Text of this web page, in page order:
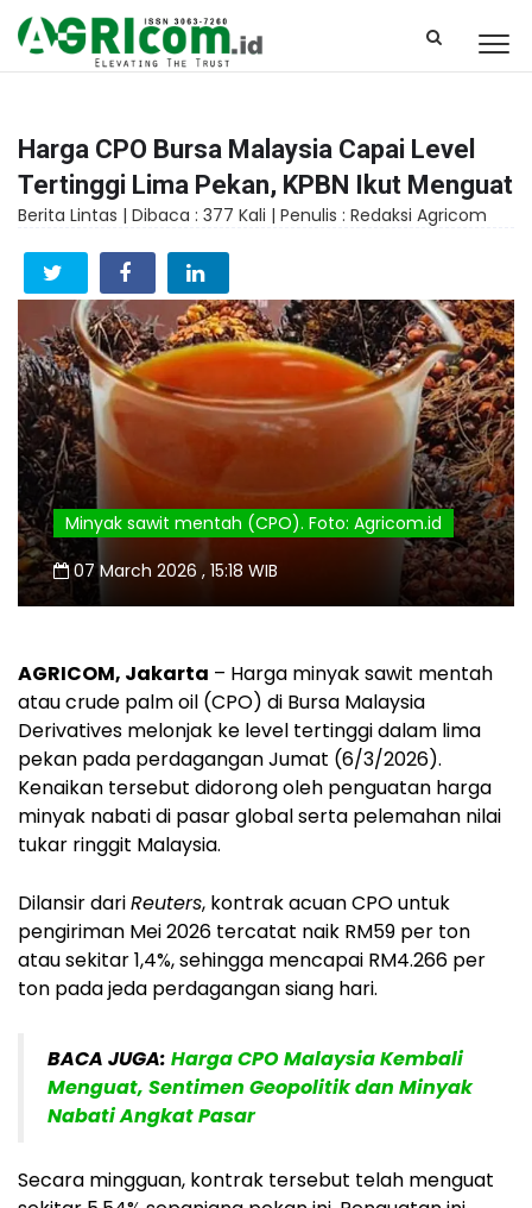
Harga CPO Bursa Malaysia Capai Level
Tertinggi Lima Pekan, KPBN Ikut Menguat
Berita Lintas | Dibaca : 377 Kali | Penulis : Redaksi Agricom
Minyak sawit mentah (CPO). Foto: Agricom.id
07 March 2026 , 15:18 WIB
AGRICOM, Jakarta – Harga minyak sawit mentah
atau crude palm oil (CPO) di Bursa Malaysia
Derivatives melonjak ke level tertinggi dalam lima
pekan pada perdagangan Jumat (6/3/2026).
Kenaikan tersebut didorong oleh penguatan harga
minyak nabati di pasar global serta pelemahan nilai
tukar ringgit Malaysia.
Dilansir dariReuters, kontrak acuan CPO untuk
pengiriman Mei 2026 tercatat naik RM59 per ton
atau sekitar 1,4%, sehingga mencapai RM4.266 per
ton pada jeda perdagangan siang hari.
BACA JUGA: Harga CPO Malaysia Kembali
Menguat, Sentimen Geopolitik dan Minyak
Nabati Angkat Pasar
Secara mingguan, kontrak tersebut telah menguat